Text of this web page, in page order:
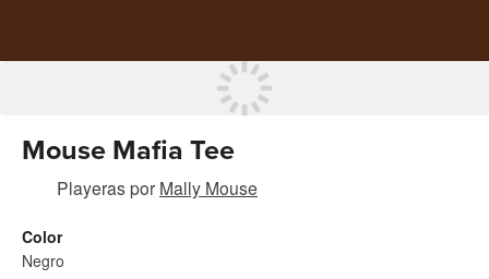
Mouse Mafia Tee
Playeraspor Mally Mouse
Color
Negro